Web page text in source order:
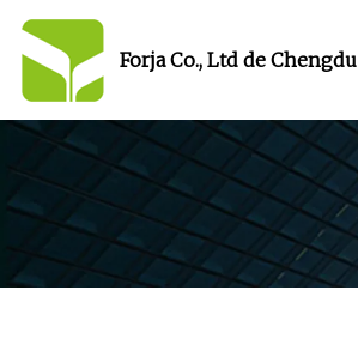
Forja Co., Ltd de Chengdu